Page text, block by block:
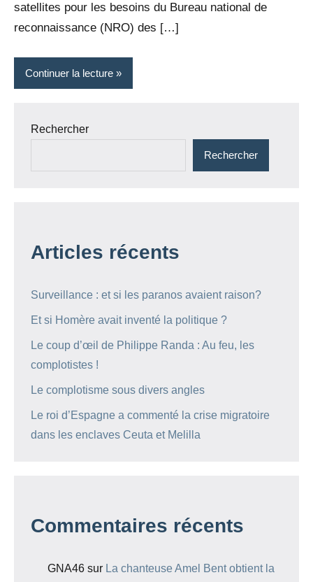
satellites pour les besoins du Bureau national de
reconnaissance (NRO) des […]
Continuer la lecture
Rechercher
Rechercher
Articles récents
Surveillance : et si les paranos avaient raison?
Et si Homère avait inventé la politique ?
Le coup d’œil de Philippe Randa : Au feu, les
complotistes !
Le complotisme sous divers angles
Le roi d’Espagne a commenté la crise migratoire
dans les enclaves Ceuta et Melilla
Commentaires récents
GNA46 sur La chanteuse Amel Bent obtient la